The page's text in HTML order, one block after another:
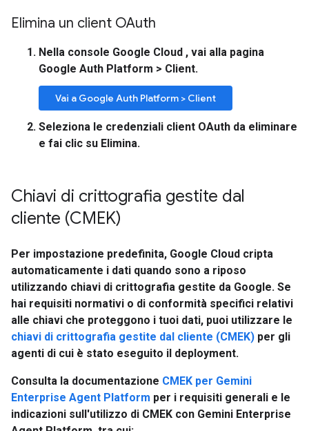
Elimina un client OAuth
Nella console Google Cloud , vai alla pagina
Google Auth Platform > Client.
Vai a Google Auth Platform > Client
Seleziona le credenziali client OAuth da eliminare
e fai clic su Elimina.
Chiavi di crittografia gestite dal
cliente (CMEK)
Per impostazione predefinita, Google Cloud cripta
automaticamente i dati quando sono a riposo
utilizzando chiavi di crittografia gestite da Google. Se
hai requisiti normativi o di conformità specifici relativi
alle chiavi che proteggono i tuoi dati, puoi utilizzare le
chiavi di crittografia gestite dal cliente (CMEK) per gli
agenti di cui è stato eseguito il deployment.
Consulta la documentazione CMEK per Gemini
Enterprise Agent Platform per i requisiti generali e le
indicazioni sull'utilizzo di CMEK con Gemini Enterprise